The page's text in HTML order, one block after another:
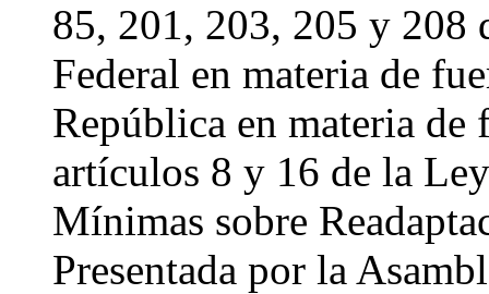
85, 201, 203, 205 y 208
Federal en materia de
República en materia
artículos 8 y 16 de la
Mínimas sobre
Presentada por la